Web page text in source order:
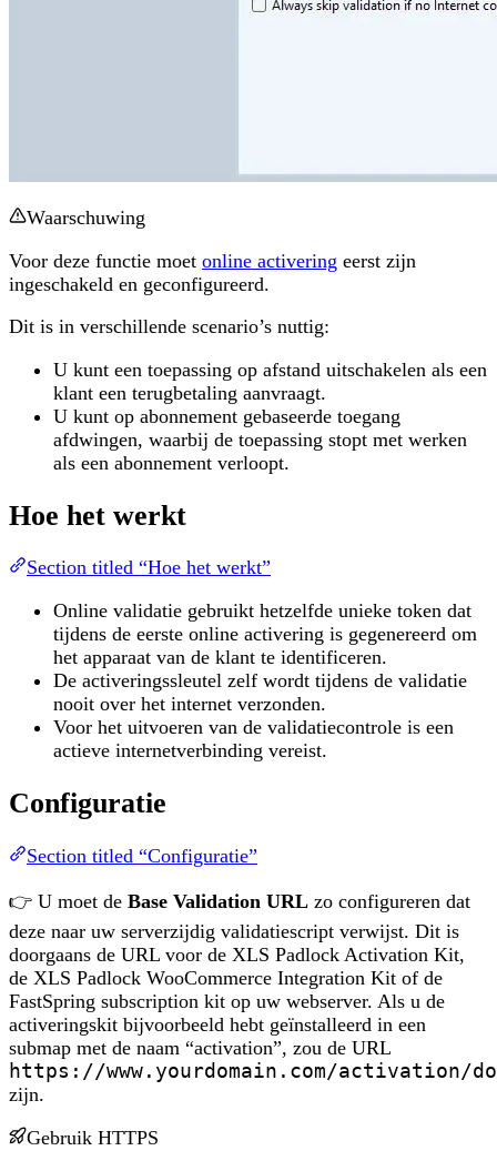
Waarschuwing
Voor deze functie moet online activering eerst zijn
ingeschakeld en geconfigureerd.
Dit is in verschillende scenario’s nuttig:
U kunt een toepassing op afstand uitschakelen als een
klant een terugbetaling aanvraagt.
U kunt op abonnement gebaseerde toegang
afdwingen, waarbij de toepassing stopt met werken
als een abonnement verloopt.
Hoe het werkt
Section titled “Hoe het werkt”
Online validatie gebruikt hetzelfde unieke token dat
tijdens de eerste online activering is gegenereerd om
het apparaat van de klant te identificeren.
De activeringssleutel zelf wordt tijdens de validatie
nooit over het internet verzonden.
Voor het uitvoeren van de validatiecontrole is een
actieve internetverbinding vereist.
Configuratie
Section titled “Configuratie”
👉 U moet de Base Validation URL zo configureren dat
deze naar uw serverzijdig validatiescript verwijst. Dit is
doorgaans de URL voor de XLS Padlock Activation Kit,
de XLS Padlock WooCommerce Integration Kit of de
FastSpring subscription kit op uw webserver. Als u de
activeringskit bijvoorbeeld hebt geïnstalleerd in een
submap met de naam “activation”, zou de URL
https://www.yourdomain.com/activation/
zijn.
Gebruik HTTPS